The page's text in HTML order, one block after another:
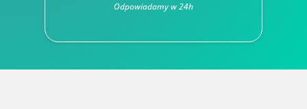
Odpowiadamy w 24h